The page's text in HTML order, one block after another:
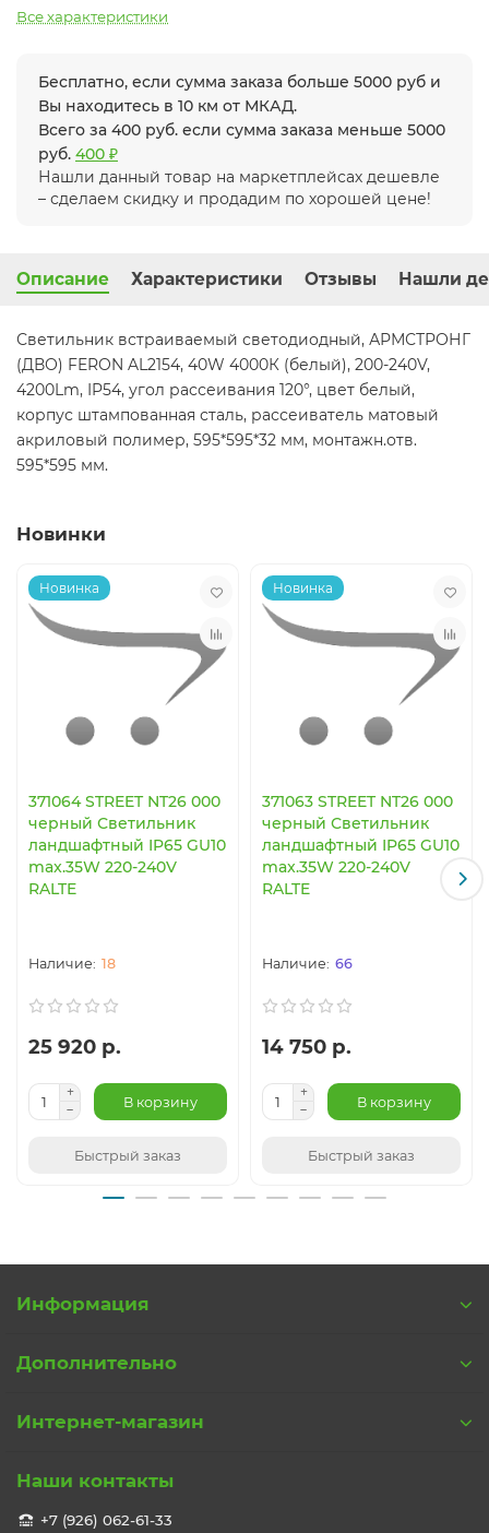
Все характеристики
Бесплатно, если сумма заказа больше 5000 руб и
Вы находитесь в 10 км от МКАД.
Всего за 400 руб. если сумма заказа меньше 5000
руб. 400 ₽
Нашли данный товар на маркетплейсах дешевле
– сделаем скидку и продадим по хорошей цене!
Описание Характеристики Отзывы Нашли
Светильник встраиваемый светодиодный, АРМСТРОНГ
(ДВО) FERON AL2154, 40W 4000К (белый), 200-240V,
4200Lm, IP54, угол рассеивания 120°, цвет белый,
корпус штампованная сталь, рассеиватель матовый
акриловый полимер, 595*595*32 мм, монтажн.отв.
595*595 мм.
Новинки
Новинка
371064 STREET NT26 000
черный Светильник
ландшафтный IP65 GU10
max.35W 220-240V
RALTE
18
25 920 р.
В корзину
Быстрый заказ
Новинка
371063 STREET NT26 000
черный Светильник
ландшафтный IP65 GU10
max.35W 220-240V
RALTE
66
14 750 р.
В корзину
Быстрый заказ
Информация
Дополнительно
Интернет-магазин
Наши контакты
+7 (926) 062-61-33